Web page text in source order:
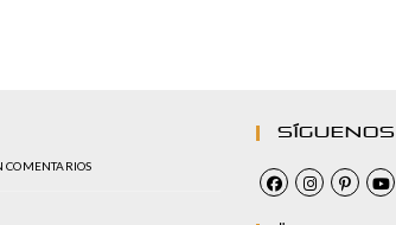
COMENTARIOS
Síguenos